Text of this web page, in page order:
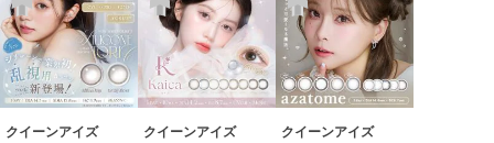
クイーンアイズ クイーンアイズ クイーンアイズ